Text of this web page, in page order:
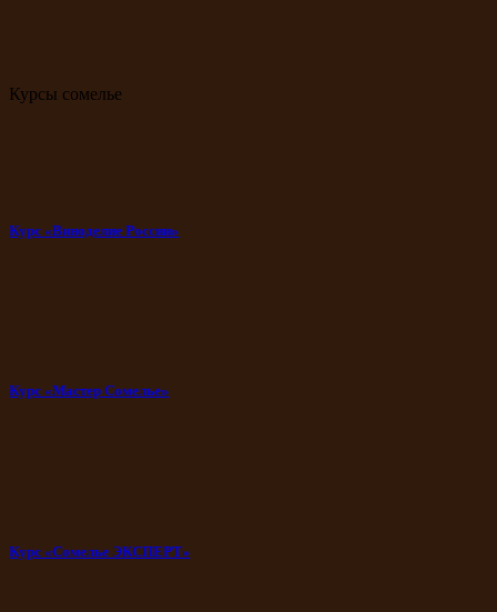
Курсы сомелье
Курс «Виноделие России»
Курс «Мастер Сомелье»
Курс «Сомелье ЭКСПЕРТ»